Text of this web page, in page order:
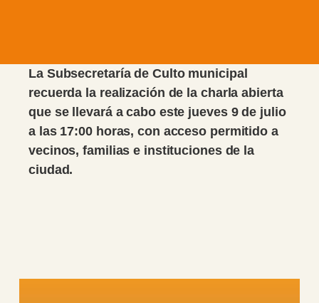
La Subsecretaría de Culto municipal
recuerda la realización de la charla abierta
que se llevará a cabo este jueves 9 de julio
a las 17:00 horas, con acceso permitido a
vecinos, familias e instituciones de la
ciudad.